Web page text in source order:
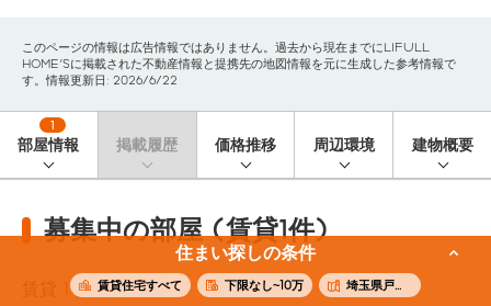
住まい探しの条件
賃貸住宅すべて 下限なし~10万 埼玉県戸田市
このページの情報は広告情報ではありません。過去から現在までにLIFULL
HOME'Sに掲載された不動産情報と提携先の地図情報を元に生成した参考情報で
す。情報更新日: 2026/6/22
部屋情報
1
掲載履歴 価格推移 周辺環境 建物概要
募集中の部屋 (賃貸1件)
1 件